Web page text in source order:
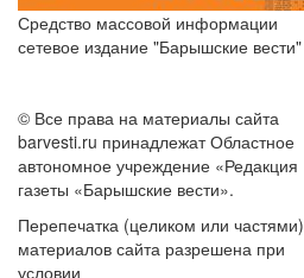
Средство массовой информации
сетевое издание "Барышские вести"
© Все права на материалы сайта
barvesti.ru принадлежат Областное
автономное учреждение «Редакция
газеты «Барышские вести».
Перепечатка (целиком или частями)
материалов сайта разрешена при
условии